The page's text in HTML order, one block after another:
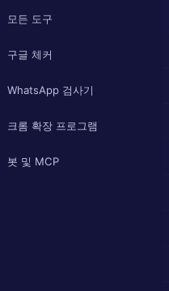
모든 도구
구글 체커
WhatsApp 검사기
크롬 확장 프로그램
봇 및 MCP